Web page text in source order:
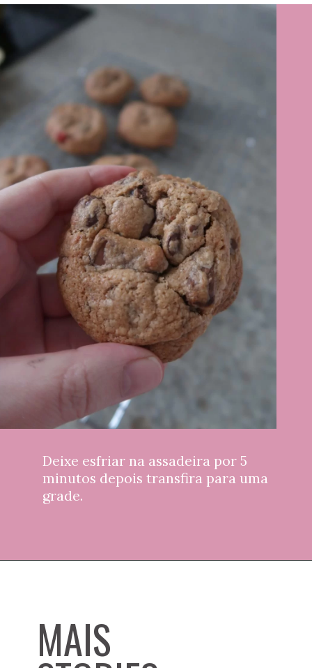
Deixe esfriar na assadeira por 5
minutos depois transfira para uma
grade.
MAIS